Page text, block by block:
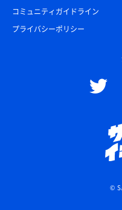
コミュニティガイドライン
プライバシーポリシー
©